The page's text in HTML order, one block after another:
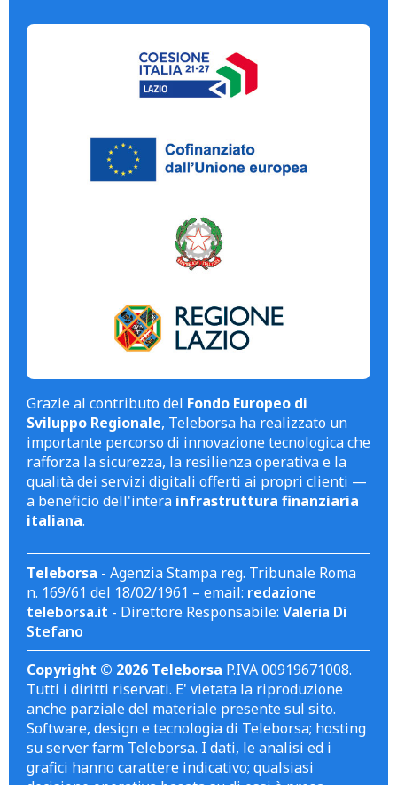
Grazie al contributo del Fondo Europeo di
Sviluppo Regionale, Teleborsa ha realizzato un
importante percorso di innovazione tecnologica che
rafforza la sicurezza, la resilienza operativa e la
qualità dei servizi digitali offerti ai propri clienti —
a beneficio dell'intera infrastruttura finanziaria
italiana.
Teleborsa - Agenzia Stampa reg. Tribunale Roma
n. 169/61 del 18/02/1961 – email: redazione
teleborsa.it - Direttore Responsabile: Valeria Di
Stefano
Copyright © 2026 Teleborsa P.IVA 00919671008.
Tutti i diritti riservati. E' vietata la riproduzione
anche parziale del materiale presente sul sito.
Software, design e tecnologia di Teleborsa; hosting
su server farm Teleborsa. I dati, le analisi ed i
grafici hanno carattere indicativo; qualsiasi